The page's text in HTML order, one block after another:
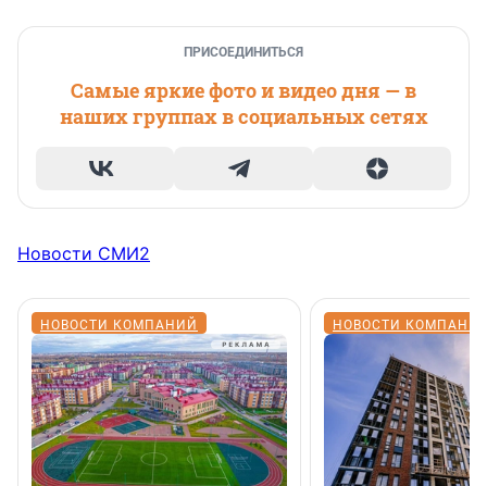
ПРИСОЕДИНИТЬСЯ
Самые яркие фото и видео дня — в
наших группах в социальных сетях
Новости СМИ2
НОВОСТИ КОМПАНИЙ НОВОСТИ